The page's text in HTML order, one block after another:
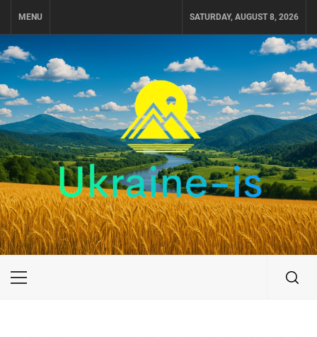
MENU SATURDAY, AUGUST 8, 2026
UKRAINE-IS
ПОДОРОЖI ПО УКРАЇНІ
Primary